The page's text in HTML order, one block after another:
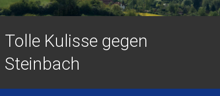
Tolle Kulisse gegen
Steinbach